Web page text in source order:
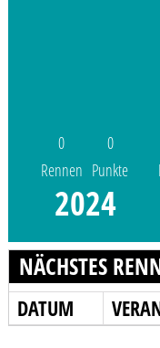
0
Rennen
0
Punkte
2024
NÄCHSTES
DATUM